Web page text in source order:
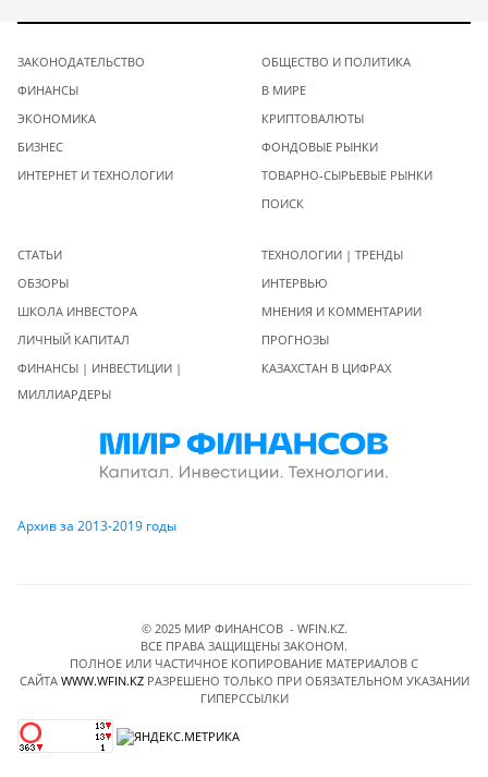
ЗАКОНОДАТЕЛЬСТВО
ФИНАНСЫ
ЭКОНОМИКА
БИЗНЕС
ИНТЕРНЕТ И ТЕХНОЛОГИИ
ОБЩЕСТВО И ПОЛИТИКА
В МИРЕ
КРИПТОВАЛЮТЫ
ФОНДОВЫЕ РЫНКИ
ТОВАРНО-СЫРЬЕВЫЕ РЫНКИ
ПОИСК
СТАТЬИ
ОБЗОРЫ
ШКОЛА ИНВЕСТОРА
ЛИЧНЫЙ КАПИТАЛ
ФИНАНСЫ | ИНВЕСТИЦИИ |
МИЛЛИАРДЕРЫ
ТЕХНОЛОГИИ | ТРЕНДЫ
ИНТЕРВЬЮ
МНЕНИЯ И КОММЕНТАРИИ
ПРОГНОЗЫ
КАЗАХСТАН В ЦИФРАХ
Архив за 2013-2019 годы
© 2025 МИР ФИНАНСОВ - WFIN.KZ.
ВСЕ ПРАВА ЗАЩИЩЕНЫ ЗАКОНОМ.
ПОЛНОЕ ИЛИ ЧАСТИЧНОЕ КОПИРОВАНИЕ МАТЕРИАЛОВ C
САЙТА WWW.WFIN.KZРАЗРЕШЕНО ТОЛЬКО ПРИ ОБЯЗАТЕЛЬНОМ УКАЗАНИИ
ГИПЕРССЫЛКИ